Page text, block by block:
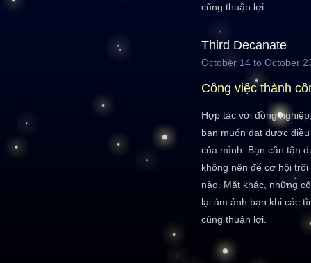
cũng thuận lợi.
Third Decanate
October 14 to October
Công việc thành
Hợp tác với đồng
bạn muốn đạt được
của mình. Bạn cần tận
không nên để cơ hội
nào. Mặt khác, những
lại ám ảnh bạn khi các
cũng thuận lợi.